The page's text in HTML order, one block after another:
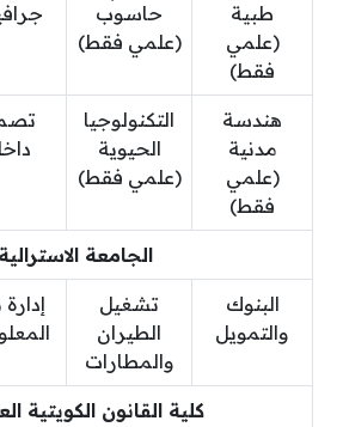
طبية
(علمي
فقط)
حاسوب
(علمي فقط)
هندسة
مدنية
(علمي
فقط)
التكنولوجيا
الحيوية
(علمي فقط)
الجامعة الاسترالية
البنوك
والتمويل
تشغيل
الطيران
والمطارات
كلية القانون الكويتية